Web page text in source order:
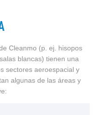
Cleanmo (p. ej. hisopos
blancas) tienen una
sectores aeroespacial y
algunas de las áreas y